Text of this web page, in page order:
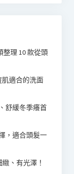
整理 10 款從頭
肌適合的洗面
舒緩冬季癢首
，適合頭髮一
、有光澤！